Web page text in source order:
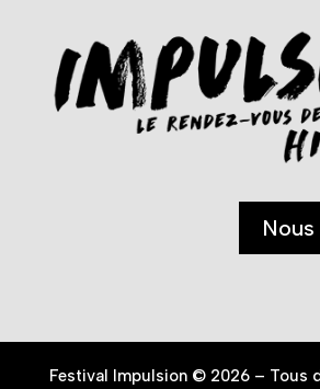
Festival Impulsion © 2026 – Tous